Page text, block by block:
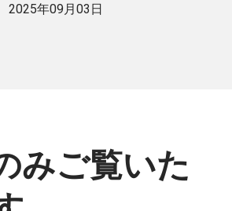
2025年09月03日
みご覧いた